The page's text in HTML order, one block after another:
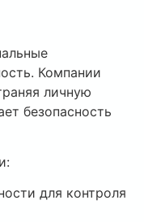
Компании
личную
безопасность
для контроля